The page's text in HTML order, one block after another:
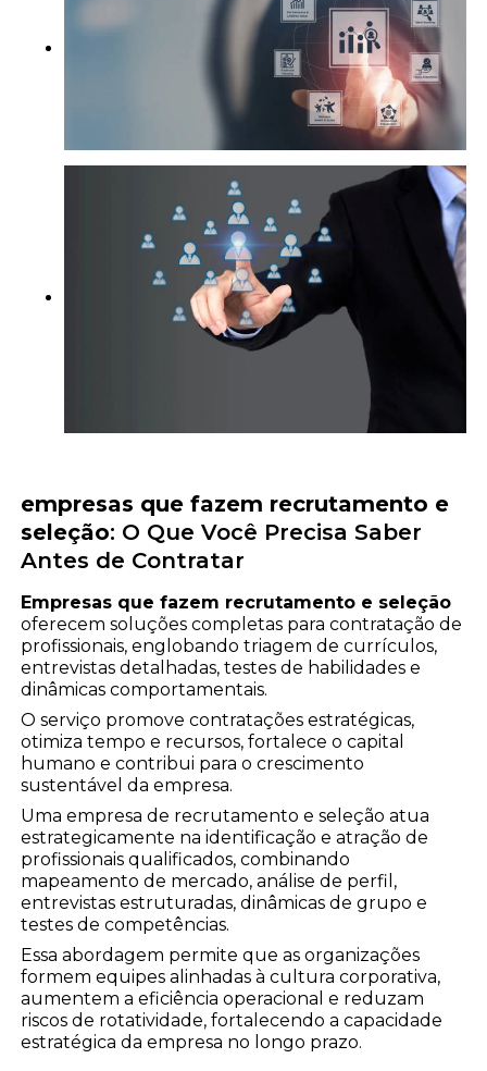
empresas que fazem recrutamento e
seleção: O Que Você Precisa Saber
Antes de Contratar
Empresas que fazem recrutamento e seleção
oferecem soluções completas para contratação de
profissionais, englobando triagem de currículos,
entrevistas detalhadas, testes de habilidades e
dinâmicas comportamentais.
O serviço promove contratações estratégicas,
otimiza tempo e recursos, fortalece o capital
humano e contribui para o crescimento
sustentável da empresa.
Uma empresa de recrutamento e seleção atua
estrategicamente na identificação e atração de
profissionais qualificados, combinando
mapeamento de mercado, análise de perfil,
entrevistas estruturadas, dinâmicas de grupo e
testes de competências.
Essa abordagem permite que as organizações
formem equipes alinhadas à cultura corporativa,
aumentem a eficiência operacional e reduzam
riscos de rotatividade, fortalecendo a capacidade
estratégica da empresa no longo prazo.